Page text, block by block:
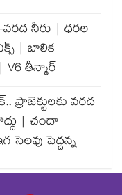
వరద నీరు | ధరల
| బాలిక
తీన్మార్
ప్రాజెక్టులకు వరద
| చందా
సెలవు పెద్దన్న